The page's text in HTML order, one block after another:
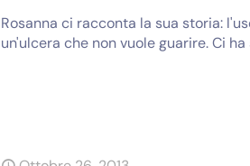
Rosanna ci racconta la sua storia:
un'ulcera che non vuole guarire. Ci